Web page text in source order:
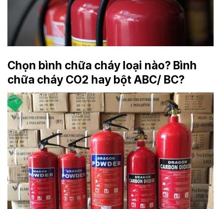
Chọn bình chữa cháy loại nào? Bình
chữa cháy CO2 hay bột ABC/ BC?